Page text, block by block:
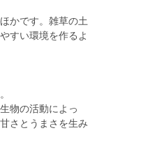
かです。雑草の土
すい環境を作るよ
物の活動によっ
さとうまさを生み